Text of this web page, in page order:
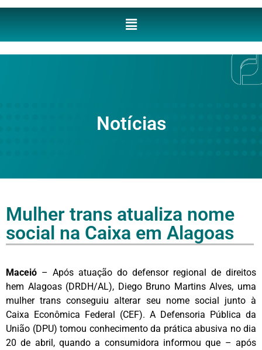
Notícias
Mulher trans atualiza nome
social na Caixa em Alagoas
Maceió – Após atuação do defensor regional de direitos
hem Alagoas (DRDH/AL), Diego Bruno Martins Alves, uma
mulher trans conseguiu alterar seu nome social junto à
Caixa Econômica Federal (CEF). A Defensoria Pública da
União (DPU) tomou conhecimento da prática abusiva no dia
20 de abril, quando a consumidora informou que – após